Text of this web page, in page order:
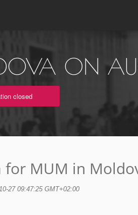
ON
closed
for MUM in
27 09:47:25 GMT+02:00